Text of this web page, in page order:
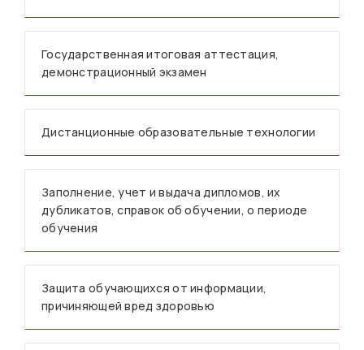
Государственная итоговая аттестация,
демонстрационный экзамен
Дистанционные образовательные технологии
Заполнение, учет и выдача дипломов, их
дубликатов, справок об обучении, о периоде
обучения
Защита обучающихся от информации,
причиняющей вред здоровью